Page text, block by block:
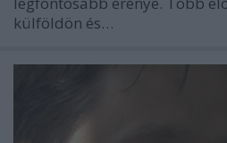
külföldön és…